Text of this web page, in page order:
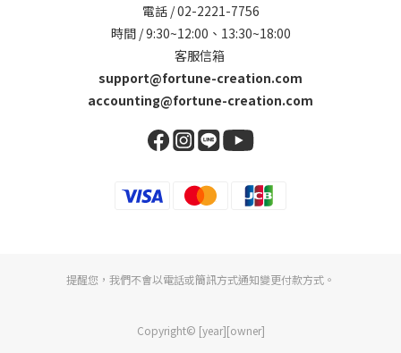
電話 / 02-2221-7756
時間 / 9:30~12:00、13:30~18:00
客服信箱
support@fortune-creation.com
accounting@fortune-creation.com
提醒您，我們不會以電話或簡訊方式通知變更付款方式。
Copyright© [year][owner]